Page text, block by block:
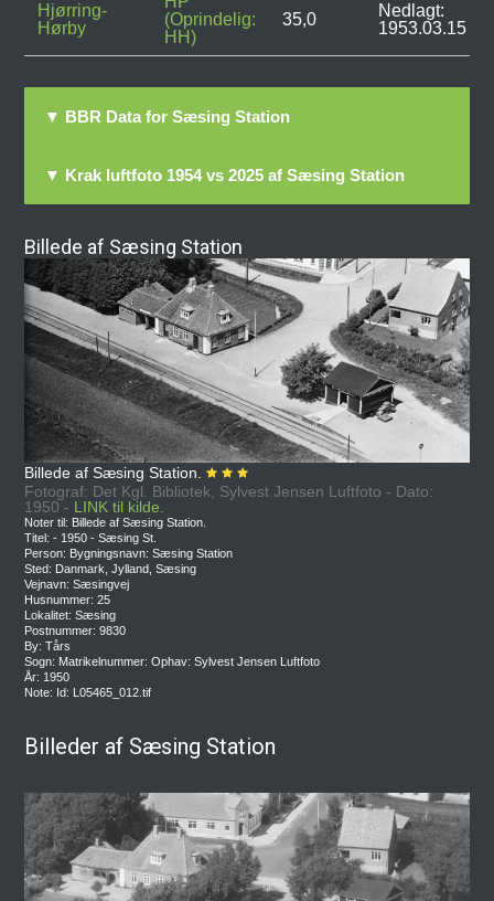
Hjørring-
Hørby
(Oprindelig:
HH)
35,0
Nedlagt:
1953.03.15
▼ BBR Data for Sæsing Station
▼ Krak luftfoto 1954 vs 2025 af Sæsing Station
Billede af Sæsing Station
Billede af Sæsing Station.
Fotograf: Det Kgl. Bibliotek, Sylvest Jensen Luftfoto - Dato:
1950 - LINK til kilde.
Noter til: Billede af Sæsing Station.
Titel: - 1950 - Sæsing St.
Person: Bygningsnavn: Sæsing Station
Sted: Danmark, Jylland, Sæsing
Vejnavn: Sæsingvej
Husnummer: 25
Lokalitet: Sæsing
Postnummer: 9830
By: Tårs
Sogn: Matrikelnummer: Ophav: Sylvest Jensen Luftfoto
År: 1950
Note: Id: L05465_012.tif
Billeder af Sæsing Station